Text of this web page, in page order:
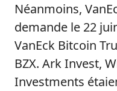
Néanmoins,
demande le 22
VanEck Bitcoin
BZX. Ark Invest,
Investments